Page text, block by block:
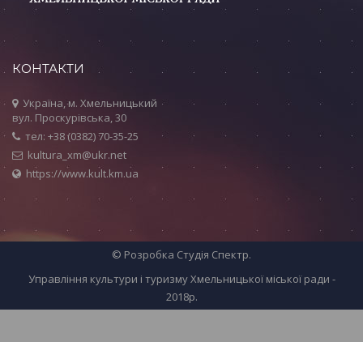
КОНТАКТИ
Україна, м. Хмельницький
вул. Проскурівська, 30
тел: +38 (0382) 70-35-25
kultura_xm@ukr.net
https://www.kult.km.ua
© Розробка Студія Спектр.
Управління культури і туризму Хмельницької міської ради -
2018р.